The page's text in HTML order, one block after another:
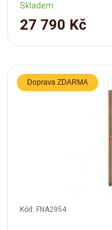
Skladem
27 790 Kč
Doprava ZDARMA
Kód: FNA2954